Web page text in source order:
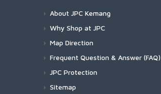
About JPC Kemang
Why Shop at JPC
Map Direction
Frequent Question & Answer (FAQ)
JPC Protection
Sitemap